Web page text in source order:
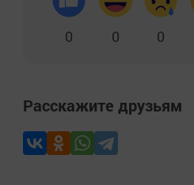
0 0 0
Расскажите друзьям